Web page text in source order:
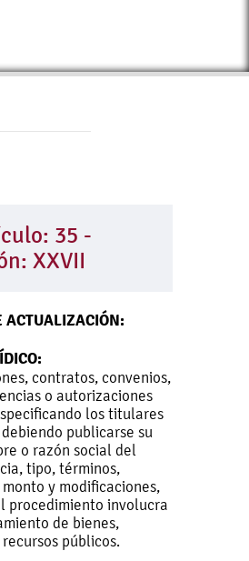
35 -
XXVII
ACTUALIZACIÓN:
contratos, convenios,
o autorizaciones
los titulares
publicarse su
o razón social del
tipo, términos,
y modificaciones,
procedimiento involucra
de bienes,
públicos.